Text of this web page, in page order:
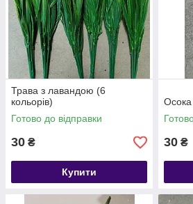
Трава з лавандою (6
кольорів)
Готово до відправки
30 ₴
Купити
30 ₴